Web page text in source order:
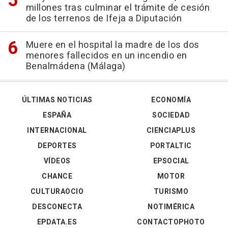
millones tras culminar el trámite de cesión
de los terrenos de Ifeja a Diputación
Muere en el hospital la madre de los dos
menores fallecidos en un incendio en
Benalmádena (Málaga)
ÚLTIMAS NOTICIAS
ESPAÑA
INTERNACIONAL
DEPORTES
VÍDEOS
ECONOMÍA
SOCIEDAD
CIENCIAPLUS
PORTALTIC
EPSOCIAL
CHANCE
CULTURAOCIO
DESCONECTA
EPDATA.ES
MOTOR
TURISMO
NOTIMÉRICA
CONTACTOPHOTO